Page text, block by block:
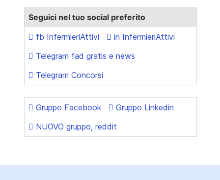
Seguici nel tuo social preferito
fb InfermieriAttivi
in InfermieriAttivi
Telegram fad gratis e news
Telegram Concorsi
Gruppo Facebook
Gruppo Linkedin
NUOVO gruppo, reddit